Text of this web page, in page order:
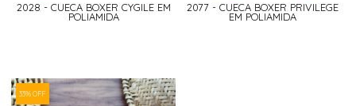
2028 - CUECA BOXER CYGILE EM
POLIAMIDA
2077 - CUECA BOXER PRIVILEGE
EM POLIAMIDA
33% OFF